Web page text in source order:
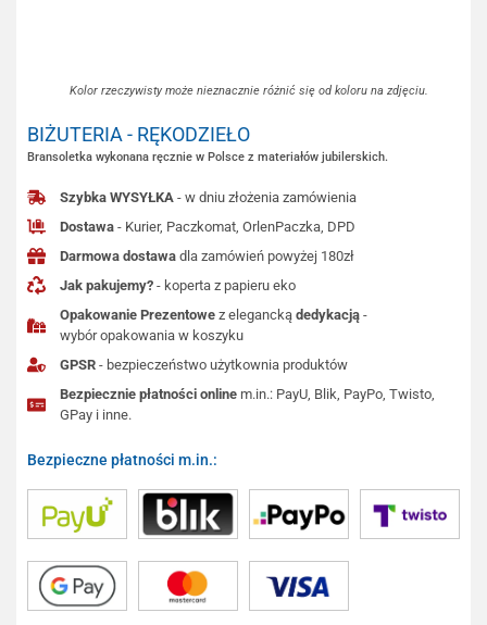
Kolor rzeczywisty może nieznacznie różnić się od koloru na zdjęciu.
BIŻUTERIA - RĘKODZIEŁO
Bransoletka wykonana ręcznie w Polsce z materiałów jubilerskich.
Szybka WYSYŁKA - w dniu złożenia zamówienia
Dostawa - Kurier, Paczkomat, OrlenPaczka, DPD
Darmowa dostawa dla zamówień powyżej 180zł
Jak pakujemy? - koperta z papieru eko
Opakowanie Prezentowe z eleganckądedykacją -
wybór opakowania w koszyku
GPSR - bezpieczeństwo użytkownia produktów
Bezpiecznie płatności online m.in.: PayU, Blik, PayPo, Twisto,
GPay i inne.
Bezpieczne płatności m.in.: